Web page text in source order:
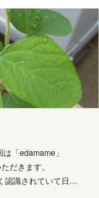
C#
Copilot
365
LM Studio
「edamame」
だきます。
認識されていて日本